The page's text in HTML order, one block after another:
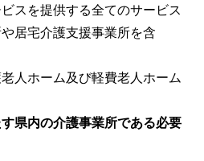
スを提供する全てのサービス
居宅介護支援事業所を含
人ホーム及び軽費老人ホーム
県内の介護事業所である必要